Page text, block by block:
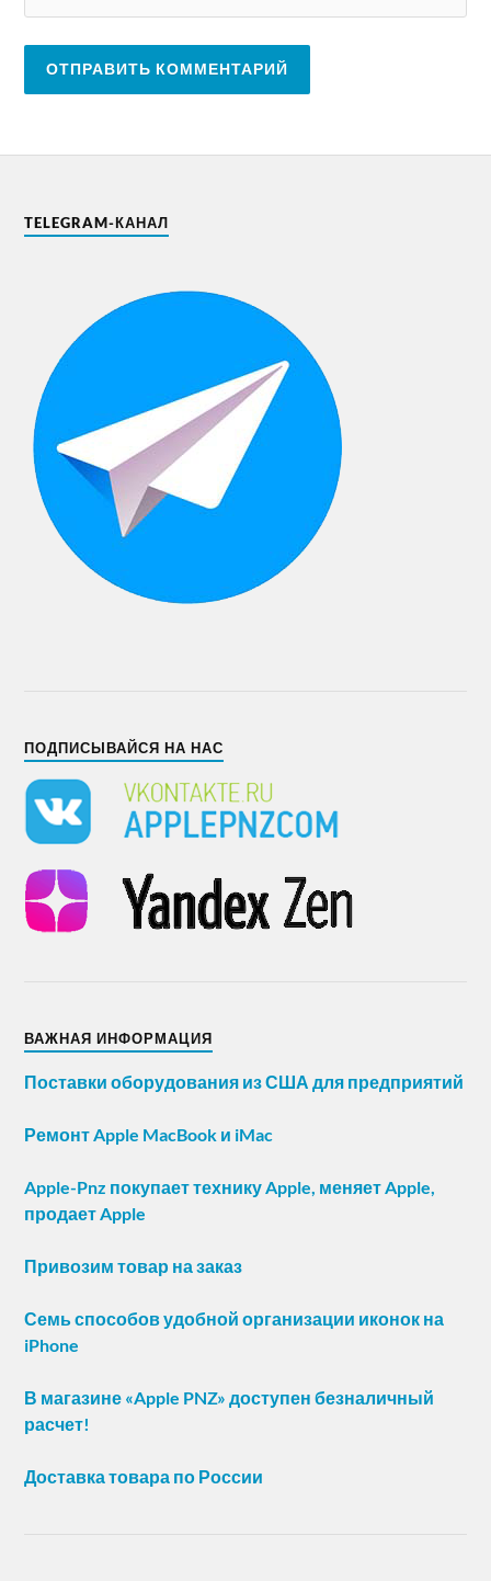
TELEGRAM-КАНАЛ
ПОДПИСЫВАЙСЯ НА НАС
ВАЖНАЯ ИНФОРМАЦИЯ
Поставки оборудования из США для предприятий
Ремонт Apple MacBook и iMac
Apple-Pnz покупает технику Apple, меняет Apple,
продает Apple
Привозим товар на заказ
Семь способов удобной организации иконок на
iPhone
В магазине «Apple PNZ» доступен безналичный
расчет!
Доставка товара по России